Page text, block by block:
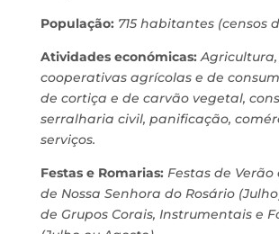
População: 715 habitantes (censos
Atividades económicas:
cooperativas agrícolas e de
de cortiça e de carvão vegetal,
serralharia civil, panificação,
serviços.
Festas e Romarias: Festas de
de Nossa Senhora do Rosário
de Grupos Corais, Instrumentais e